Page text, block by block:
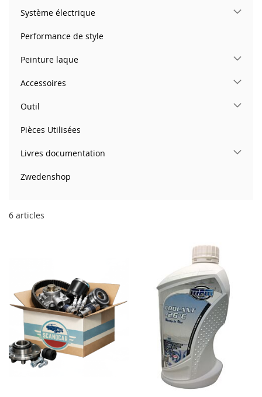
6 articles
Système électrique
Performance de style
Peinture laque
Accessoires
Outil
Pièces Utilisées
Livres documentation
Zwedenshop